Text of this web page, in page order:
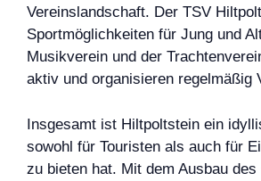
Vereinslandschaft. Der TSV
Sportmöglichkeiten für Jung und
Musikverein und der
aktiv und organisieren regelmäßig
Insgesamt ist Hiltpoltstein ein
sowohl für Touristen als auch für
zu bieten hat. Mit dem Ausbau